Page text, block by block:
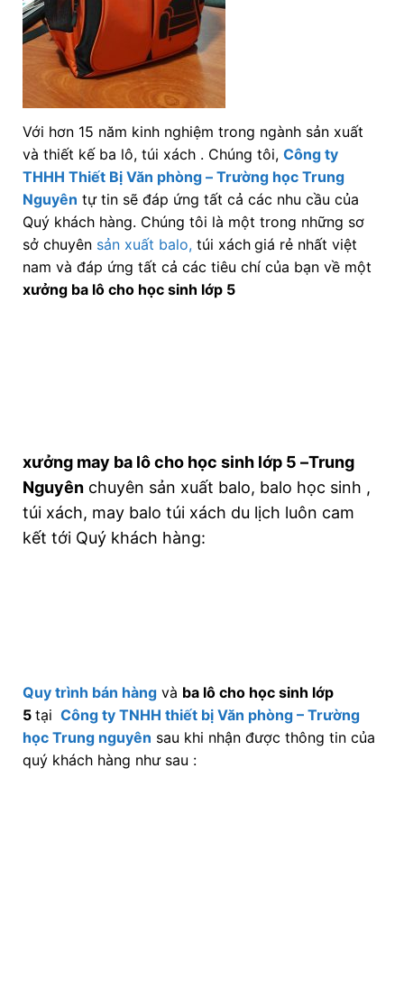
Với hơn 15 năm kinh nghiệm trong ngành sản xuất
và thiết kế ba lô, túi xách . Chúng tôi, Công ty
THHH Thiết Bị Văn phòng – Trường học Trung
Nguyên tự tin sẽ đáp ứng tất cả các nhu cầu của
Quý khách hàng. Chúng tôi là một trong những sơ
sở chuyên sản xuất balo, túi xách giá rẻ nhất việt
nam và đáp ứng tất cả các tiêu chí của bạn về một
xưởng ba lô cho học sinh lớp 5
xưởng may ba lô cho học sinh lớp 5 –Trung
Nguyênchuyên sản xuất balo, balo học sinh ,
túi xách, may balo túi xách du lịch luôn cam
kết tới Quý khách hàng:
Quy trình bán hàngvà ba lô cho học sinh lớp
5 tại Công ty TNHH thiết bị Văn phòng – Trường
học Trung nguyên sau khi nhận được thông tin của
quý khách hàng như sau :